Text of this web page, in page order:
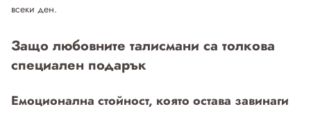
всеки ден.
Защо любовните талисмани са толкова
специален подарък
Емоционална стойност, която остава завинаги